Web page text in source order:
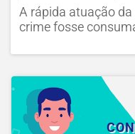
A rápida atuação
crime fosse